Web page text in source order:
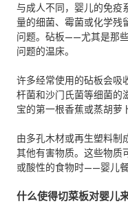
与成人不同，婴儿的免疫
量的细菌、霉菌或化学残
问题。砧板——尤其是那
问题的温床。
许多经常使用的砧板会吸
杆菌和沙门氏菌等细菌的
宝的第一根香蕉或蒸胡萝
由多孔木材或再生塑料制
其他有害物质。这些物质
或酸性的食物时——婴儿餐
什么使得切菜板对婴儿